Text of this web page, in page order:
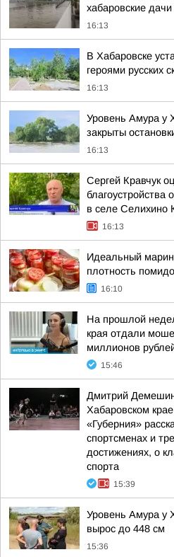
хабаровские дачи
16:13
В Хабаровске
героями русских
16:13
Уровень Амура у
закрыты
16:13
Сергей Кравчук
благоустройства
в селе Селихино
16:13
Идеальный
плотность
16:10
На прошлой
края отдали
миллионов
15:46
Дмитрий
Хабаровском
«Губерния»
спортсменах и
достижениях, о
спорта
15:39
Уровень Амура у
вырос до 448 см
15:36